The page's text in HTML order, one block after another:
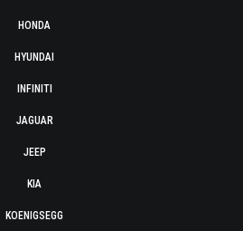
HONDA
HYUNDAI
INFINITI
JAGUAR
JEEP
KIA
KOENIGSEGG